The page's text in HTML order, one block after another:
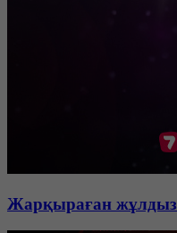
Жарқыраған жұлдыз